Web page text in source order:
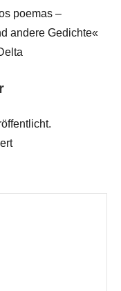
poemas –
andere Gedichte«